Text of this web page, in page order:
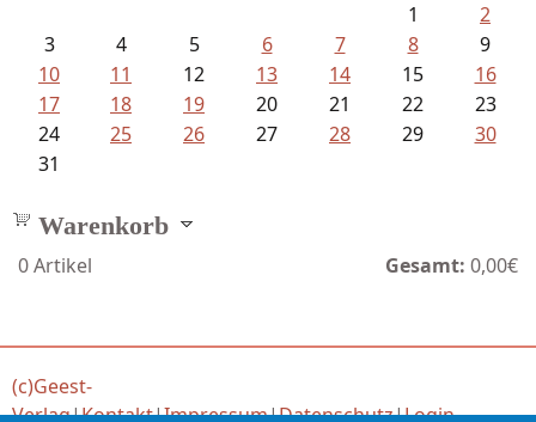
1
2
3
4 5 6 7 8
9
10
11 12 13 14 15
16
17
18 19 20 21 22
23
24
25 26 27 28 29
30
31
Warenkorb
0Artikel Gesamt: 0,00€
(c)Geest-
Verlag|Kontakt|Impressum|Datenschutz|Login